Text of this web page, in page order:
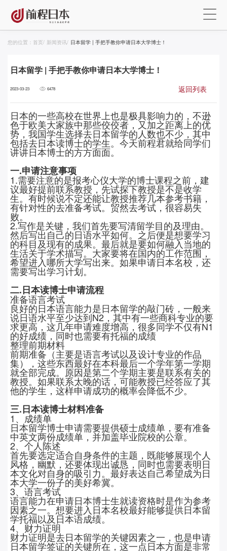
您的位置： 首页/ 新闻资讯/ 日本留学 | 手把手教你申请日本大学博士！
日本留学 | 手把手教你申请日本大学博士！
2023-03-23 6478 返回列表
日本的一些高校在世界上也是极具影响力的，不逊
色于欧美大家族中那些佼佼者，又加之距离上的优
势，我国学生选择去日本留学的人数也不少，其中
包括去日本读博士的学生。今天前程君就给同学们
讲讲日本博士的方方面面。
一.申请注意事项
1.需要注意的是报考心仪大学的博士课程之前，建
议最好提前联系教授，先试探下教授是不是收学
生。有时候说不定还能让教授推荐几本参考书籍，
有针对性的去准备考试。贸然去考试，很容易失
败。
2.写作是关键，我们首先要写清留学目的及理由。
然后写出自己的日语水平如何。之后便是想要学习
的科目及现有的成果。最后就是要如何融入当地的
生活关于学术描写。大家要将在国内的工作范围，
希望进入哪所大学写出来。如果申请日本名校，还
需要写出学习计划。
二.日本读博士申请流程
准备语言考试
良好的日本语言能力是日本留学的敲门砖，一般来
说日语水平至少达到N2，其中有一些商科专业的要
求更高，这几年申请难度增高，很多同学不仅有N1
的好成绩，同时也需要有托福的成绩
整理前期材料
前期准备（主要是语言考试以及设计专业的作品
集），这些东西最好在本科最后一个学年第一学期
就全部完成。原因是第二个学期主要是联系有关的
教授。如果联系太晚的话，可能教授已经答应了其
他的学生，这样申请成功的概率会降低不少。
三.日本读博士材料准备
1、成绩单
日本留学博士申请需要提供硕士成绩单，要有准备
中英文两份成绩单，并加盖毕业院校的公章。
2、个人陈述
首先要选定适合自身条件的主题，既能够展现个人
风格，幽默，还要体现出诚恳，同时也需要表明日
本文化对自身的吸引力。最好表达自己希望成为日
本大学一份子的美好希冀。
3、语言考试
语言能力在申请日本博士生就读资格时是作为参考
因素之一。想要进入日本名校最好能够提供日本留
学托福以及日本语成绩。
4、财力证明
财力证明是去日本留学的关键因素之一，也是申请
日本留学签证的关键所在，这一点日本方面是非常